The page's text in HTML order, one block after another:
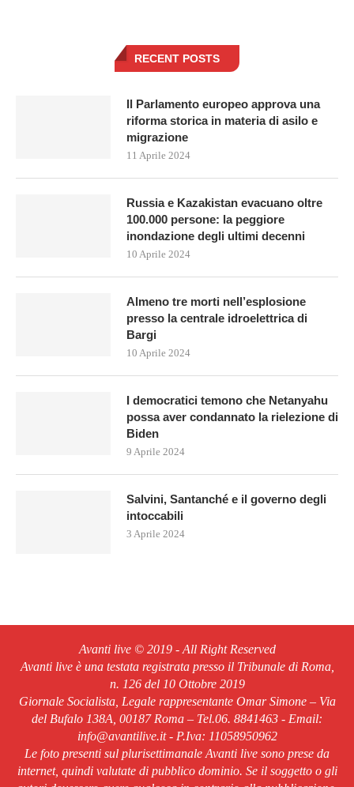
RECENT POSTS
Il Parlamento europeo approva una
riforma storica in materia di asilo e
migrazione
11 Aprile 2024
Russia e Kazakistan evacuano oltre
100.000 persone: la peggiore
inondazione degli ultimi decenni
10 Aprile 2024
Almeno tre morti nell’esplosione
presso la centrale idroelettrica di
Bargi
10 Aprile 2024
I democratici temono che Netanyahu
possa aver condannato la rielezione di
Biden
9 Aprile 2024
Salvini, Santanché e il governo degli
intoccabili
3 Aprile 2024
Avanti live © 2019 - All Right Reserved
Avanti live è una testata registrata presso il Tribunale di Roma,
n. 126 del 10 Ottobre 2019
Giornale Socialista, Legale rappresentante Omar Simone – Via
del Bufalo 138A, 00187 Roma – Tel.06. 8841463 - Email:
info@avantilive.it - P.Iva: 11058950962
Le foto presenti sul plurisettimanale Avanti live sono prese da
internet, quindi valutate di pubblico dominio. Se il soggetto o gli